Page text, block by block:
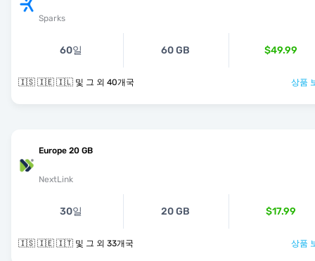
Sparks
60일 60 GB $49.99
🇮🇸 🇮🇪 🇮🇱 및 그 외 40개국 상품
Europe 20 GB
NextLink
30일 20 GB $17.99
🇮🇸 🇮🇪 🇮🇹 및 그 외 33개국 상품